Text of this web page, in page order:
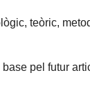
teòric,
pel futur